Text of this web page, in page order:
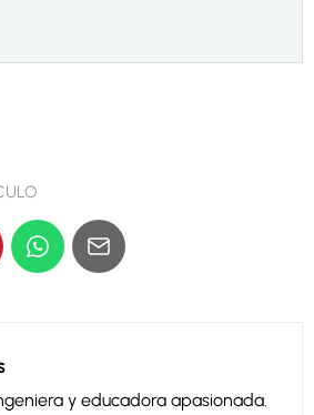
y educadora apasionada.